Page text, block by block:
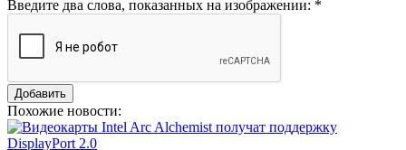
Введите два слова, показанных на изображении: *
Похожие новости: